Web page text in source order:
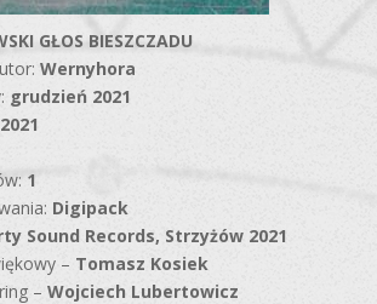
GŁOS BIESZCZADU
Wernyhora
grudzień 2021
2021
1
Digipack
Sound Records, Strzyżów 2021
– Tomasz Kosiek
– Wojciech Lubertowicz